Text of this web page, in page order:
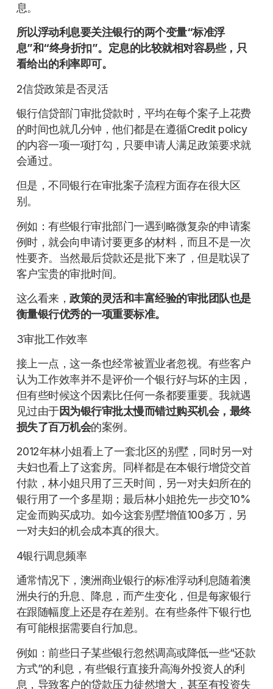
息。
所以浮动利息要关注银行的两个变量“标准浮
息”和“终身折扣”。定息的比较就相对容易些，只
看给出的利率即可。
2信贷政策是否灵活
银行信贷部门审批贷款时，平均在每个案子上花费
的时间也就几分钟，他们都是在遵循Credit policy
的内容一项一项打勾，只要申请人满足政策要求就
会通过。
但是，不同银行在审批案子流程方面存在很大区
别。
例如：有些银行审批部门一遇到略微复杂的申请案
例时，就会向申请讨要更多的材料，而且不是一次
性要齐。当然最后贷款还是批下来了，但是耽误了
客户宝贵的审批时间。
这么看来，政策的灵活和丰富经验的审批团队也是
衡量银行优秀的一项重要标准。
3审批工作效率
接上一点，这一条也经常被置业者忽视。有些客户
认为工作效率并不是评价一个银行好与坏的主因，
但有些时候这个因素比任何一条都要重要。我就遇
见过由于因为银行审批太慢而错过购买机会，最终
损失了百万机会的案例。
2012年林小姐看上了一套北区的别墅，同时另一对
夫妇也看上了这套房。同样都是在本银行增贷交首
付款，林小姐只用了三天时间，另一对夫妇所在的
银行用了一个多星期；最后林小姐抢先一步交10%
定金而购买成功。如今这套别墅增值100多万，另
一对夫妇的机会成本真的很大。
4银行调息频率
通常情况下，澳洲商业银行的标准浮动利息随着澳
洲央行的升息、降息，而产生变化，但是每家银行
在跟随幅度上还是存在差别。在有些条件下银行也
有可能根据需要自行加息。
例如：前些日子某些银行忽然调高或降低一些“还款
方式”的利息，有些银行直接升高海外投资人的利
息，导致客户的贷款压力徒然增大，甚至有投资失